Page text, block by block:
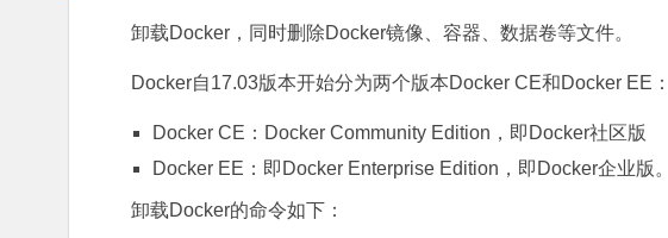
卸载Docker，同时删除Docker镜像、容器、数据卷等文件。
Docker自17.03版本开始分为两个版本Docker CE和Docker EE：
Docker CE：Docker Community Edition，即Docker社区版
Docker EE：即Docker Enterprise Edition，即Docker企业版。
卸载Docker的命令如下：